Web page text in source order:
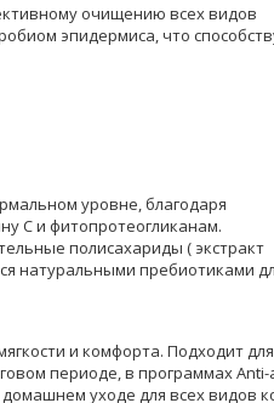
очищению всех видов
эпидермиса, что
уровне, благодаря
С и фитопротеогликанам.
полисахариды ( экстракт
натуральными пребиотиками
и комфорта. Подходит для
периоде, в программах Anti-
уходе для всех видов